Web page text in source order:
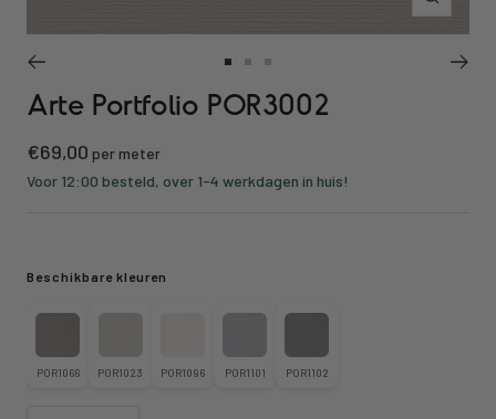
Inzoomen
naarnaarnaar
Arte Portfolio POR3002
Kortings
prijs
€69,00 per meter
Voor 12:00 besteld, over 1-4 werkdagen in huis!
Beschikbare kleuren
POR1066 POR1023 POR1096 POR1101 POR1102